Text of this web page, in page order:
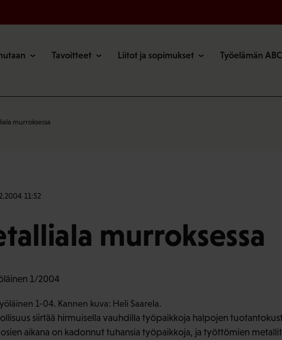
Tavoitteet Liitot ja sopimukset Työelämän ABC
murroksessa
11:52
murroksessa
1/2004
siirtää hirmuisella vauhdilla työpaikkoja halpojen
aikana on kadonnut tuhansia työpaikkoja, ja työttömien